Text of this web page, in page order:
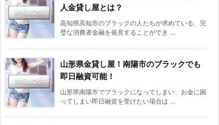
人金貸し屋とは？
高知県高知市のブラックの人たちが求めている、完
璧な消費者金融を発見することができ ...
山形県金貸し屋！南陽市のブラックでも
即日融資可能！
山形県南陽市でブラックになってしまい、お金に困
ってしまい即日融資を受けたい場合は ...